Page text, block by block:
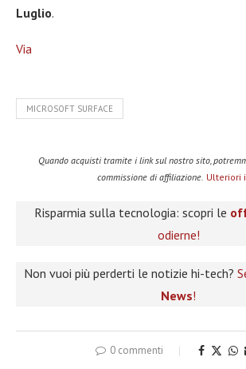
Luglio.
Via
MICROSOFT SURFACE
Quando acquisti tramite i link sul nostro sito,
commissione di affiliazione. Ulteriori
Risparmia sulla tecnologia: scopri le
odierne!
Non vuoi più perderti le notizie hi-tech?
News!
0 commenti